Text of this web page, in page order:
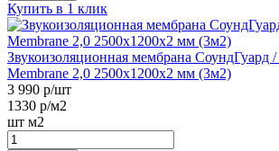
Купить в 1 клик
Звукоизоляционная мембрана СоундГуард /
Membrane 2,0 2500х1200х2 мм (3м2)
3 990 р/шт
1330 р/м2
шт м2